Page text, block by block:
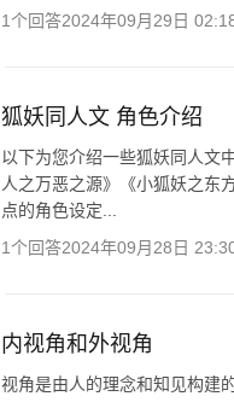
1个回答2024年09月29日
狐妖同人文 角色介绍
以下为您介绍一些狐妖同人文
人之万恶之源》《小狐妖之东
点的角色设定...
1个回答2024年09月28日
内视角和外视角
视角是由人的理念和知见构建